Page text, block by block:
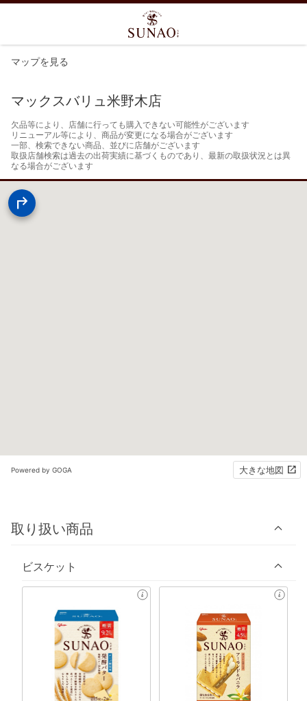
マップを見る
マックスバリュ米野木店
欠品等により、店舗に行っても購入できない可能性がございます
リニューアル等により、商品が変更になる場合がございます
一部、検索できない商品、並びに店舗がございます
取扱店舗検索は過去の出荷実績に基づくものであり、最新の取扱状況とは異
なる場合がございます
Powered by GOGA 大きな地図
取り扱い商品
ビスケット